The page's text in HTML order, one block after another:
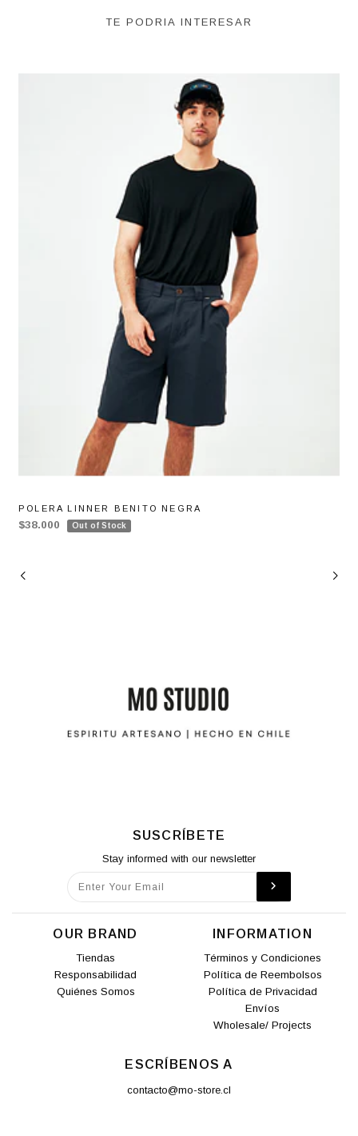
TE PODRIA INTERESAR
POLERA LINNER BENITO NEGRA
$38.000 Out of Stock
SUSCRÍBETE
Stay informed with our newsletter
OUR BRAND
Tiendas
Responsabilidad
Quiénes Somos
INFORMATION
Términos y Condiciones
Política de Reembolsos
Política de Privacidad
Envíos
Wholesale/ Projects
ESCRÍBENOS A
contacto@mo-store.cl